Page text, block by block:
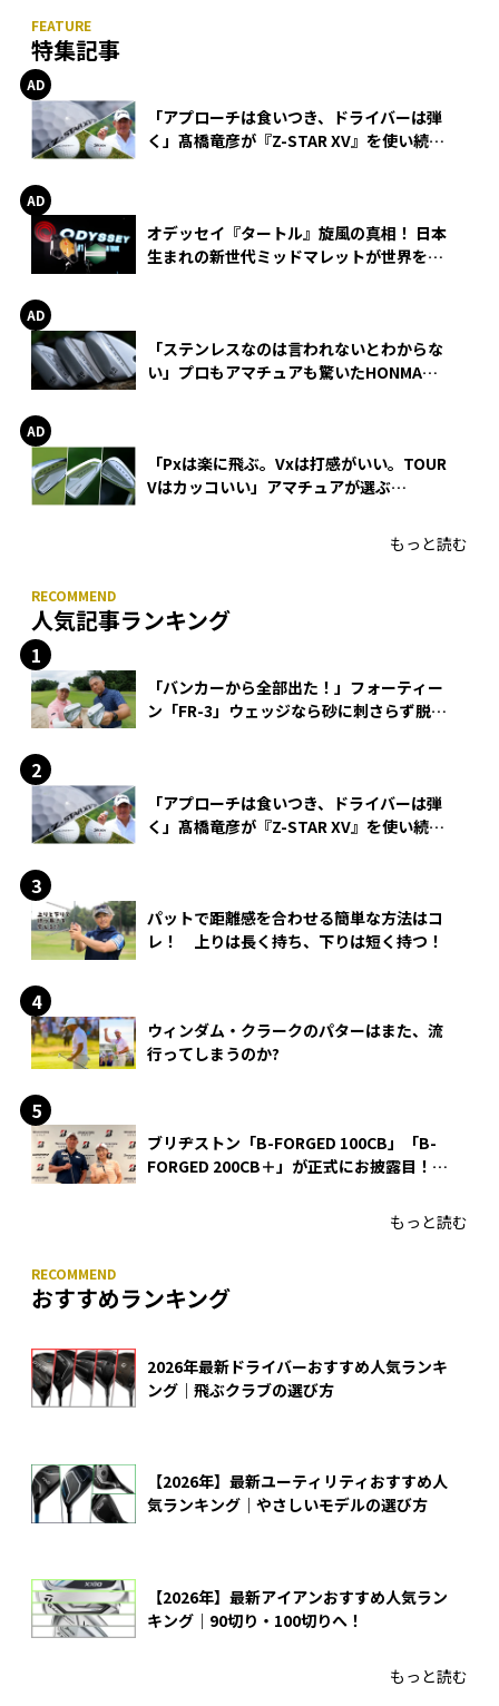
特集記事
「アプローチは食いつき、ドライバーは弾
く」髙橋竜彦が『Z-STAR XV』を使い続け
オデッセイ『タートル』旋風の真相！ 日本
生まれの新世代ミッドマレットが世界を席
「ステンレスなのは言われないとわからな
い」プロもアマチュアも驚いたHONMA
「Pxは楽に飛ぶ。Vxは打感がいい。TOUR
Vはカッコいい」アマチュアが選ぶ
もっと読む
人気記事ランキング
「バンカーから全部出た！」フォーティー
ン「FR-3」ウェッジなら砂に刺さらず脱出
「アプローチは食いつき、ドライバーは弾
く」髙橋竜彦が『Z-STAR XV』を使い続け
パットで距離感を合わせる簡単な方法はコ
レ！ 上りは長く持ち、下りは短く持つ！
ウィンダム・クラークのパターはまた、流
行ってしまうのか?
ブリヂストン「B-FORGED 100CB」「B-
FORGED 200CB＋」が正式にお披露目！
もっと読む
おすすめランキング
2026年最新ドライバーおすすめ人気ランキ
ング｜飛ぶクラブの選び方
【2026年】最新ユーティリティおすすめ人
気ランキング｜やさしいモデルの選び方
【2026年】最新アイアンおすすめ人気ラン
キング｜90切り・100切りへ！
もっと読む